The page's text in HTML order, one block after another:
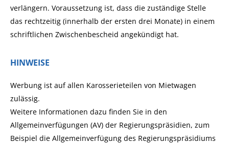
verlängern. Voraussetzung ist, dass die zuständige Stelle
das rechtzeitig (innerhalb der ersten drei Monate) in einem
schriftlichen Zwischenbescheid angekündigt hat.
HINWEISE
Werbung ist auf allen Karosserieteilen von Mietwagen
zulässig.
Weitere Informationen dazu finden Sie in den
Allgemeinverfügungen (AV) der Regierungspräsidien, zum
Beispiel die Allgemeinverfügung des Regierungspräsidiums